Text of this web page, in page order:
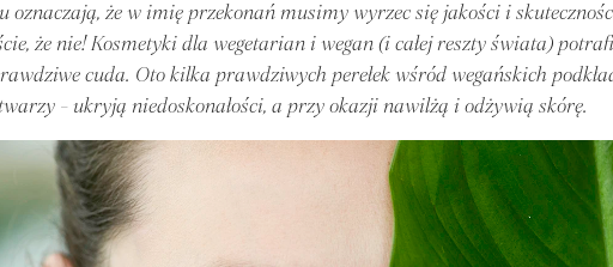
oznaczają, że w imię przekonań musimy wyrzec się jakości i
że nie! Kosmetyki dla wegetarian i wegan (i całej reszty świata)
cuda. Oto kilka prawdziwych perełek wśród wegańskich
- ukryją niedoskonałości, a przy okazji nawilżą i odżywią skórę.